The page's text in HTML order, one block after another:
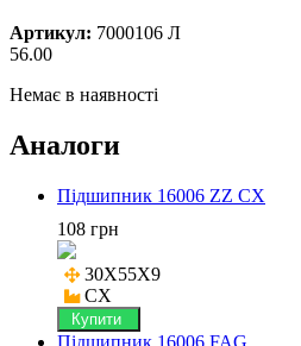
Артикул: 7000106 Л
56.00
Немає в наявності
Аналоги
Підшипник 16006 ZZ CX
108 грн
30X55X9
CX
Купити
Підшипник 16006 FAG